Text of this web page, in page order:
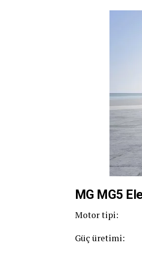
MG MG5
Motor tipi:
Güç